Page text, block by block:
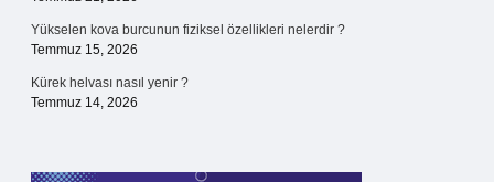
Yükselen kova burcunun fiziksel özellikleri nelerdir ?
Temmuz 15, 2026
Kürek helvası nasıl yenir ?
Temmuz 14, 2026